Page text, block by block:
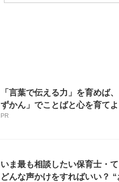
「言葉で伝える力」を育め
ずかん」でことばと心を育てよ
PR
いま最も相談したい保育士・
どんな声かけをすればいい？